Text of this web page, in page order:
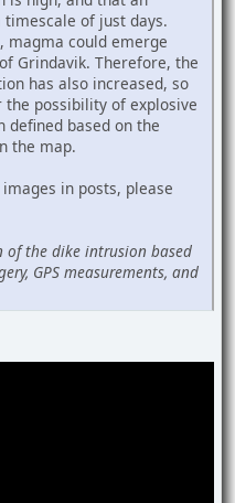
of just days.
magma could emerge
Grindavik. Therefore, the
has also increased, so
possibility of explosive
defined based on the
the map.
in posts, please
the dike intrusion based
GPS measurements, and